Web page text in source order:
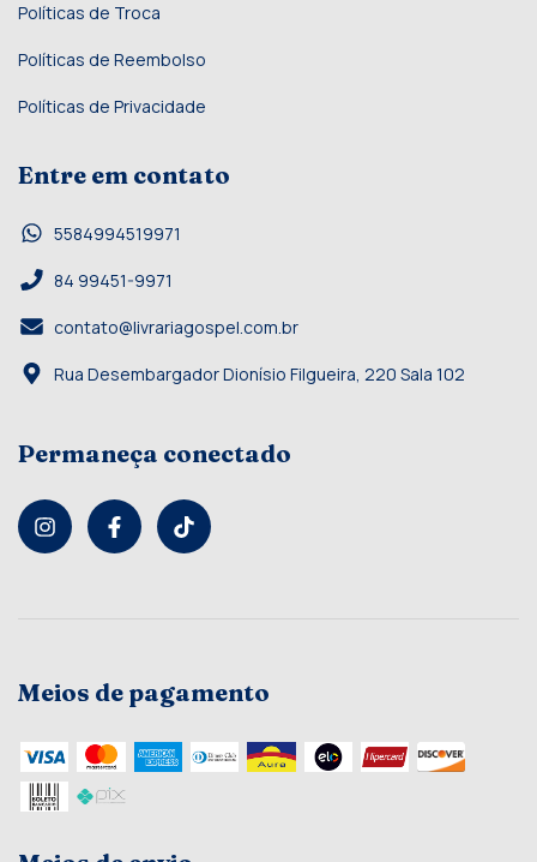
Políticas de Troca
Políticas de Reembolso
Políticas de Privacidade
Entre em contato
5584994519971
84 99451-9971
contato@livrariagospel.com.br
Rua Desembargador Dionísio Filgueira, 220 Sala 102
Permaneça conectado
Meios de pagamento